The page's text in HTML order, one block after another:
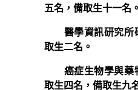
五名，備取生十一名。
醫學資訊研究
取生二名。
癌症生物學與
取生四名，備取生九